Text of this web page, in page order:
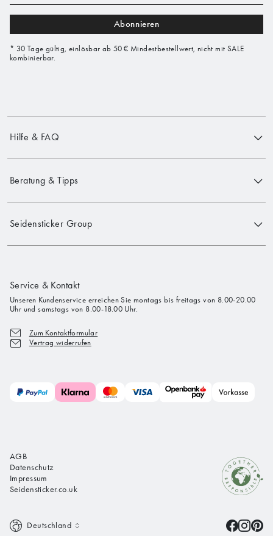
Abonnieren
* 30 Tage gültig, einlösbar ab 50 € Mindestbestellwert, nicht mit SALE
kombinierbar.
Hilfe & FAQ
Beratung & Tipps
Seidensticker Group
Service & Kontakt
Unseren Kundenservice erreichen Sie montags bis freitags von 8.00-20.00
Uhr und samstags von 8.00-18.00 Uhr.
Zum Kontaktformular
Vertrag widerrufen
AGB
Datenschutz
Impressum
Seidensticker.co.uk
Deutschland